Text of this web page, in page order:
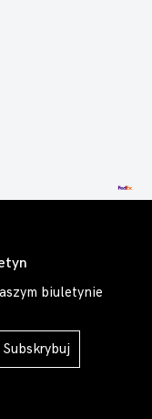
biuletynie
Subskrybuj